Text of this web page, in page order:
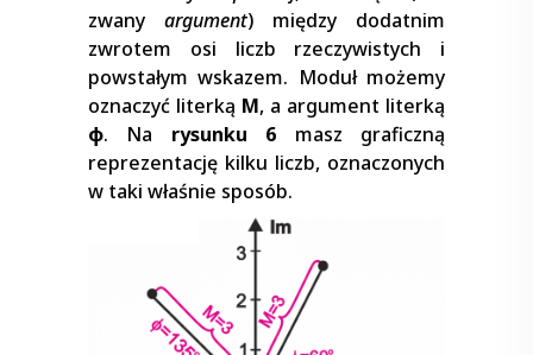
zwany argument) między dodatnim
zwrotem osi liczb rzeczywistych i
powstałym wskazem. Moduł możemy
oznaczyć literką M, a argument literką
φ. Na rysunku 6 masz graficzną
reprezentację kilku liczb, oznaczonych
w taki właśnie sposób.